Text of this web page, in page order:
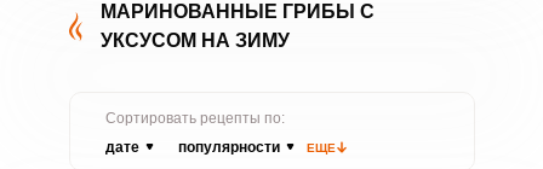
МАРИНОВАННЫЕ ГРИБЫ С
УКСУСОМ НА ЗИМУ
Сортировать рецепты по:
дате
популярности ЕЩЕ